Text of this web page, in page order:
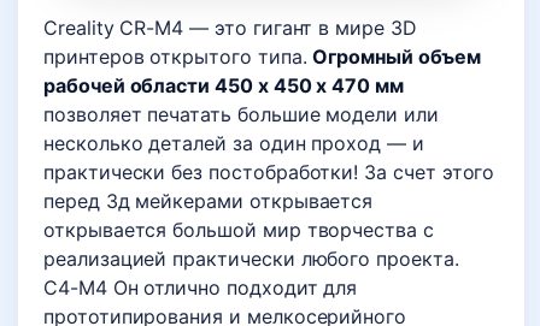
Creality CR-M4 — это гигант в мире 3D
принтеров открытого типа.Огромный объем
рабочей области 450 x 450 x 470 мм
позволяет печатать большие модели или
несколько деталей за один проход — и
практически без постобработки! За счет этого
перед 3д мейкерами открывается
открывается большой мир творчества с
реализацией практически любого проекта.
C4-M4 Он отлично подходит для
прототипирования и мелкосерийного